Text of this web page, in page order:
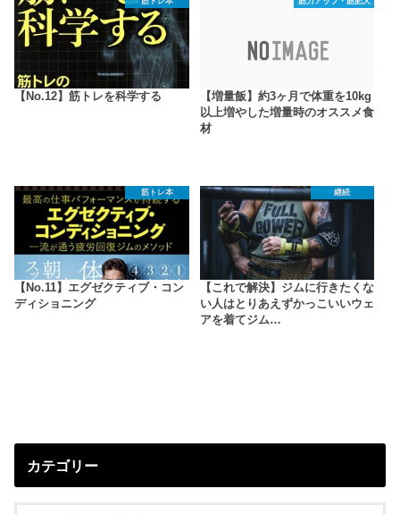
【No.12】筋トレを科学する
【増量飯】約3ヶ月で体重を10kg
以上増やした増量時のオススメ食
材
筋トレ本
【No.11】エグゼクティブ・コン
ディショニング
継続
【これで解決】ジムに行きたくな
い人はとりあえずかっこいいウェ
アを着てジム…
カテゴリー